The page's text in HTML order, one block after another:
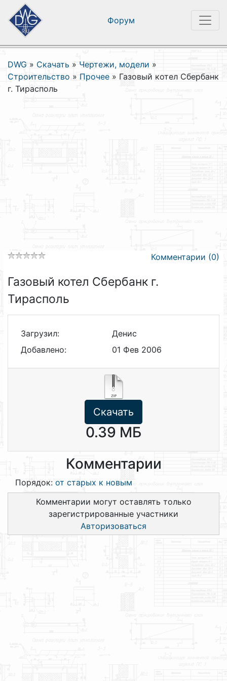
Форум
DWG » Скачать » Чертежи, модели »
Строительство » Прочее » Газовый котел Сбербанк
г. Тирасполь
Комментарии (0)
Газовый котел Сбербанк г.
Тирасполь
Загрузил:
Денис
Добавлено:
01 Фев 2006
Скачать
0.39 МБ
Комментарии
Порядок: от старых к новым
Комментарии могут оставлять только
зарегистрированные участники
Авторизоваться